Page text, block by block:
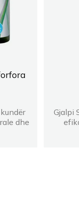
dhe
Gjalpi